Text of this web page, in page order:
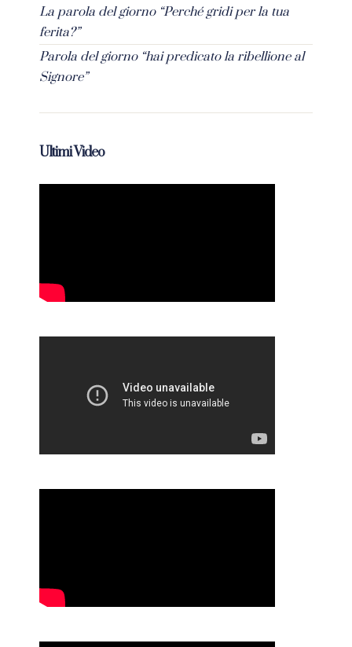
La parola del giorno “Perché gridi per la tua
ferita?”
Parola del giorno “hai predicato la ribellione al
Signore”
Ultimi Video